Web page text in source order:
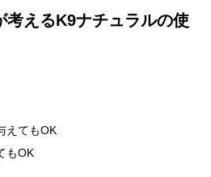
考えるK9ナチュラルの使
えてもOK
もOK